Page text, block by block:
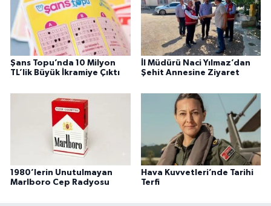
Şans Topu’nda 10 Milyon
TL’lik Büyük İkramiye Çıktı
İl Müdürü Naci Yılmaz’dan
Şehit Annesine Ziyaret
1980’lerin Unutulmayan
Marlboro Cep Radyosu
Hava Kuvvetleri’nde Tarihi
Terfi